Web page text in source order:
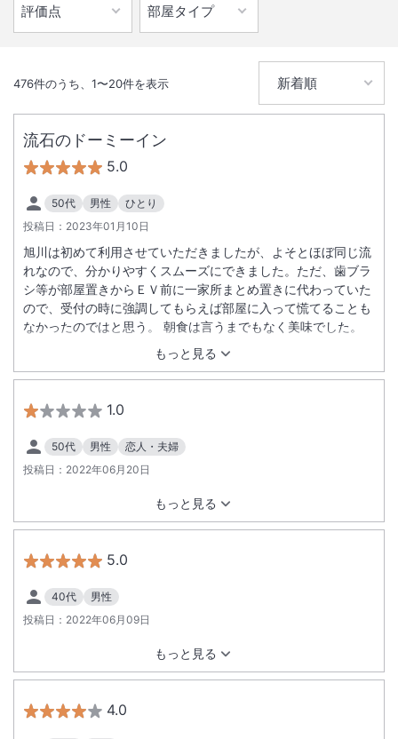
476件のうち、 1〜20件を表示
流石のドーミーイン
5.0
50代 男性
ひとり
投稿日： 2023年01月10日
もっと見る
旭川は初めて利用させていただきましたが、よそとほぼ同じ流
れなので、分かりやすくスムーズにできました。ただ、歯ブラ
シ等が部屋置きからＥＶ前に一家所まとめ置きに代わっていた
ので、受付の時に強調してもらえば部屋に入って慌てることも
なかったのではと思う。 朝食は言うまでもなく美味でした。
1.0
50代 男性
恋人・夫婦
投稿日： 2022年06月20日
もっと見る
5.0
40代
男性
投稿日： 2022年06月09日
もっと見る
4.0